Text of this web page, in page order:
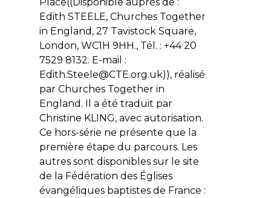
Edith STEELE, Churches Together
in England, 27 Tavistock Square,
London, WC1H 9HH., Tél. : +44 20
7529 8132. E-mail :
Edith.Steele@CTE.org.uk)), réalisé
par Churches Together in
England . Il a été traduit par
Christine KLING, avec autorisation.
Ce hors-série ne présente que la
première étape du parcours. Les
autres sont disponibles sur le site
de la Fédération des Églises
évangéliques baptistes de France :